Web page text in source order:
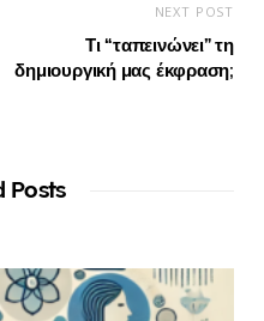
NEXT POST
Τι “ταπεινώνει” τη
δημιουργική μας έκφραση;
Posts